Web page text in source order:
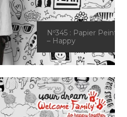
Nº345 : Papier Peint
– Happy